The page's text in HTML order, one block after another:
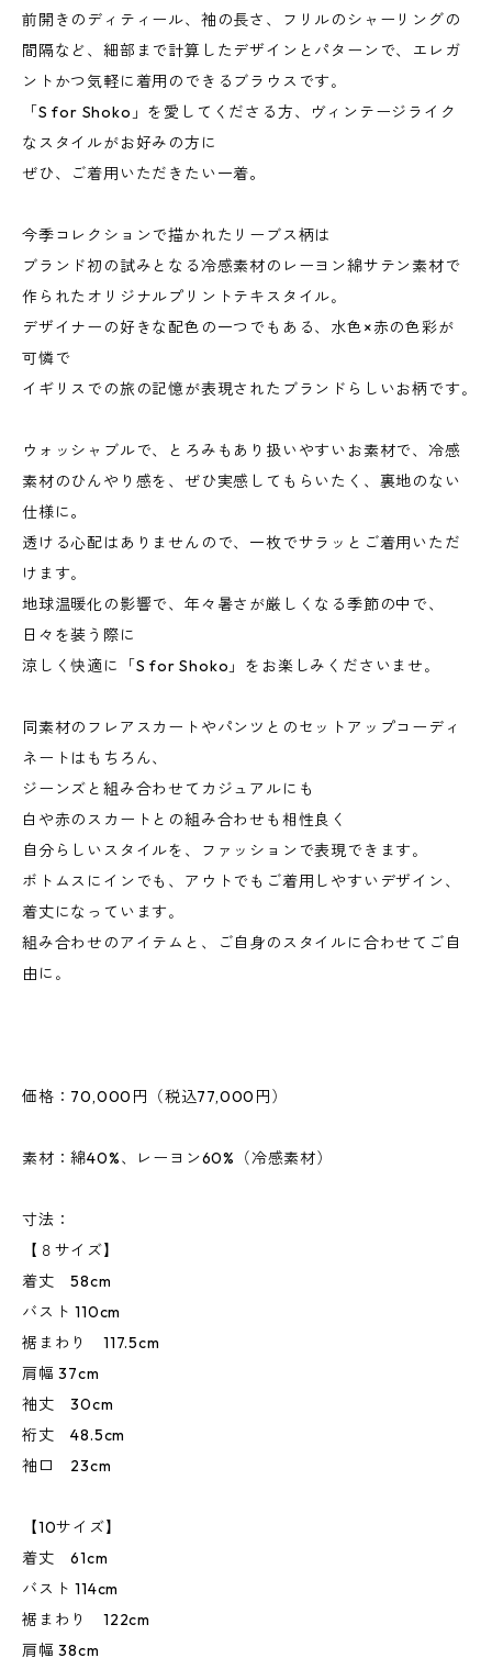
前開きのディティール、袖の長さ、フリルのシャーリングの
間隔など、細部まで計算したデザインとパターンで、エレガ
ントかつ気軽に着用のできるブラウスです｡
「S for Shoko」を愛してくださる方、ヴィンテージライク
なスタイルがお好みの方に
ぜひ、ご着用いただきたい一着。
今季コレクションで描かれたリーブス柄は
ブランド初の試みとなる冷感素材のレーヨン綿サテン素材で
作られたオリジナルプリントテキスタイル｡
デザイナーの好きな配色の一つでもある、水色×赤の色彩が
可憐で
イギリスでの旅の記憶が表現されたブランドらしいお柄です｡
ウォッシャブルで、とろみもあり扱いやすいお素材で、冷感
素材のひんやり感を、ぜひ実感してもらいたく、裏地のない
仕様に。
透ける心配はありませんので、一枚でサラッとご着用いただ
けます｡
地球温暖化の影響で、年々暑さが厳しくなる季節の中で、
日々を装う際に
涼しく快適に「S for Shoko」をお楽しみくださいませ｡
同素材のフレアスカートやパンツとのセットアップコーディ
ネートはもちろん、
ジーンズと組み合わせてカジュアルにも
白や赤のスカートとの組み合わせも相性良く
自分らしいスタイルを、ファッションで表現できます｡
ボトムスにインでも、アウトでもご着用しやすいデザイン、
着丈になっています｡
組み合わせのアイテムと、ご自身のスタイルに合わせてご自
由に｡
価格：70,000円（税込77,000円）
素材：綿40%、レーヨン60%（冷感素材）
寸法：
【８サイズ】
着丈 58cm
バスト 110cm
裾まわり 117.5cm
肩幅 37cm
袖丈 30cm
裄丈 48.5cm
袖口 23cm
【10サイズ】
着丈 61cm
バスト 114cm
裾まわり 122cm
肩幅 38cm